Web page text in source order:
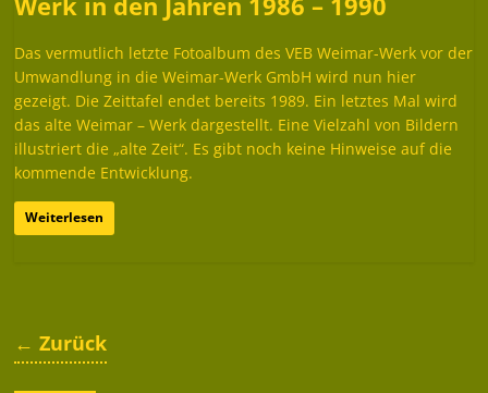
Das vermutlich letzte Fotoalbum des VEB Weimar-Werk vor der
Umwandlung in die Weimar-Werk GmbH wird nun hier
gezeigt. Die Zeittafel endet bereits 1989. Ein letztes Mal wird
das alte Weimar – Werk dargestellt. Eine Vielzahl von Bildern
illustriert die „alte Zeit“. Es gibt noch keine Hinweise auf die
kommende Entwicklung.
Weiterlesen
← Zurück